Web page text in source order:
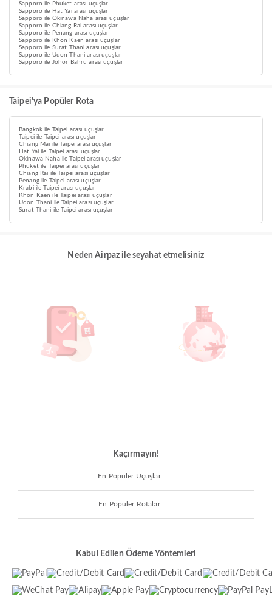
Sapporo ile Phuket arası uçuşlar
Sapporo ile Hat Yai arası uçuşlar
Sapporo ile Okinawa Naha arası uçuşlar
Sapporo ile Chiang Rai arası uçuşlar
Sapporo ile Penang arası uçuşlar
Sapporo ile Khon Kaen arası uçuşlar
Sapporo ile Surat Thani arası uçuşlar
Sapporo ile Udon Thani arası uçuşlar
Sapporo ile Johor Bahru arası uçuşlar
Taipei'ya Popüler Rota
Bangkok ile Taipei arası uçuşlar
Taipei ile Taipei arası uçuşlar
Chiang Mai ile Taipei arası uçuşlar
Hat Yai ile Taipei arası uçuşlar
Okinawa Naha ile Taipei arası uçuşlar
Phuket ile Taipei arası uçuşlar
Chiang Rai ile Taipei arası uçuşlar
Penang ile Taipei arası uçuşlar
Krabi ile Taipei arası uçuşlar
Khon Kaen ile Taipei arası uçuşlar
Udon Thani ile Taipei arası uçuşlar
Surat Thani ile Taipei arası uçuşlar
Neden Airpaz ile seyahat etmelisiniz
Kaçırmayın!
En Popüler Uçuşlar
En Popüler Rotalar
Kabul Edilen Ödeme Yöntemleri